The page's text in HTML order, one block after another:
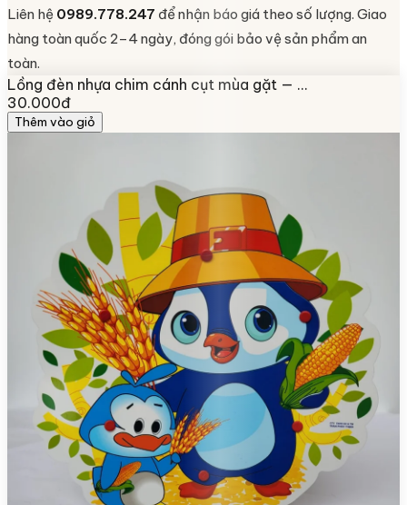
Liên hệ 0989.778.247 để nhận báo giá theo số lượng. Giao
hàng toàn quốc 2–4 ngày, đóng gói bảo vệ sản phẩm an
toàn.
Lồng đèn nhựa chim cánh cụt mùa gặt — …
30.000đ
Thêm vào giỏ